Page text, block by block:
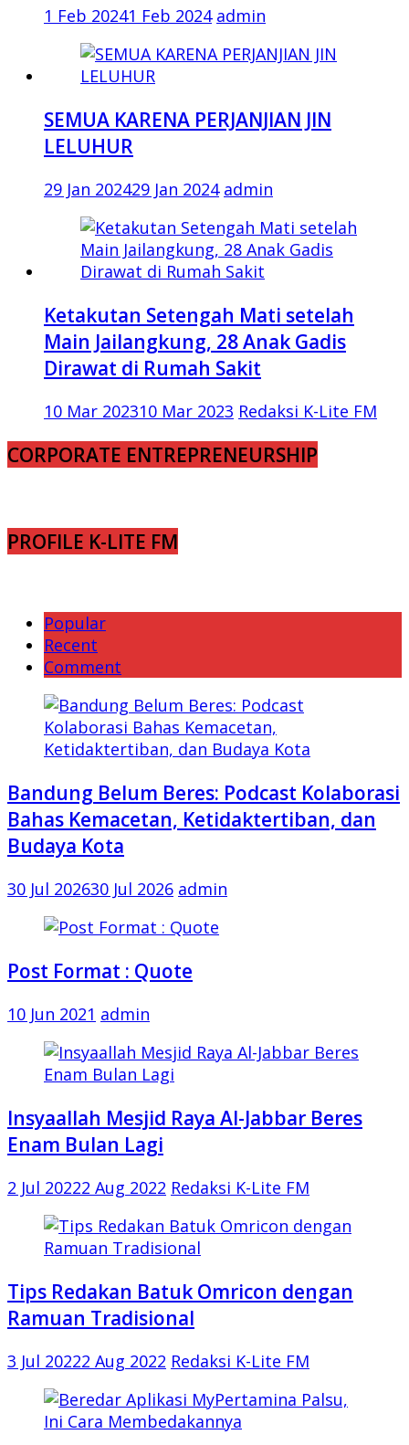
1 Feb 20241 Feb 2024 admin
SEMUA KARENA PERJANJIAN JIN
LELUHUR
29 Jan 202429 Jan 2024 admin
Ketakutan Setengah Mati setelah
Main Jailangkung, 28 Anak Gadis
Dirawat di Rumah Sakit
10 Mar 202310 Mar 2023 Redaksi K-Lite FM
CORPORATE ENTREPRENEURSHIP
PROFILE K-LITE FM
Popular
Recent
Comment
Bandung Belum Beres: Podcast Kolaborasi
Bahas Kemacetan, Ketidaktertiban, dan
Budaya Kota
30 Jul 202630 Jul 2026 admin
Post Format : Quote
10 Jun 2021 admin
Insyaallah Mesjid Raya Al-Jabbar Beres
Enam Bulan Lagi
2 Jul 20222 Aug 2022 Redaksi K-Lite FM
Tips Redakan Batuk Omricon dengan
Ramuan Tradisional
3 Jul 20222 Aug 2022 Redaksi K-Lite FM